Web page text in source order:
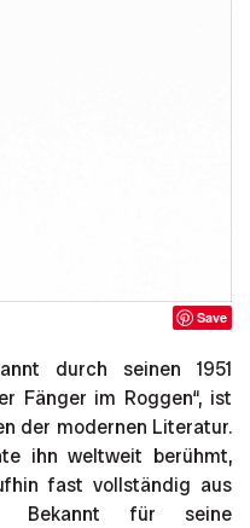
Save
durch seinen 1951
Fänger im Roggen“, ist
der modernen Literatur.
ihn weltweit berühmt,
fast vollständig aus
Bekannt für seine